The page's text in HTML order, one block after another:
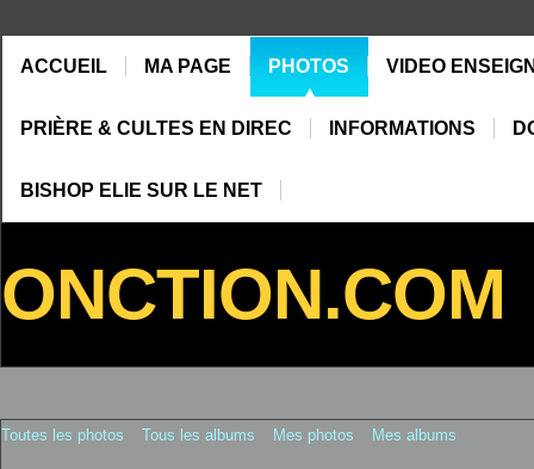
ACCUEIL MA PAGE PHOTOS VIDEO
PRIÈRE & CULTES EN DIREC INFORMATIONS
BISHOP ELIE SUR LE NET
ONCTION.COM
Toutes les photos Tous les albums Mes photos Mes albums